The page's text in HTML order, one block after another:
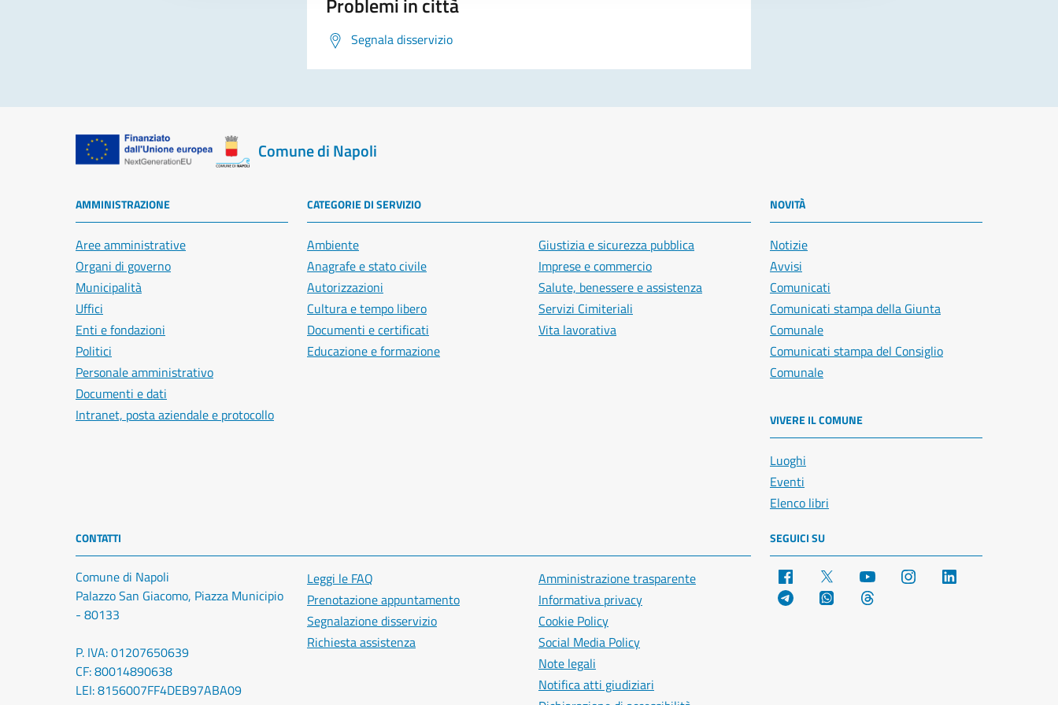
Segnala disservizio
Comune di Napoli
AMMINISTRAZIONE
Aree amministrative
Organi di governo
Municipalità
Uffici
Enti e fondazioni
Politici
Personale amministrativo
Documenti e dati
Intranet, posta aziendale e protocollo
CATEGORIE DI SERVIZIO
Ambiente
Anagrafe e stato civile
Autorizzazioni
Cultura e tempo libero
Documenti e certificati
Educazione e formazione
Giustizia e sicurezza pubblica
Imprese e commercio
Salute, benessere e assistenza
Servizi Cimiteriali
Vita lavorativa
NOVITÀ
Notizie
Avvisi
Comunicati
Comunicati stampa della Giunta
Comunale
Comunicati stampa del Consiglio
Comunale
VIVERE IL COMUNE
Luoghi
Eventi
Elenco libri
CONTATTI
Comune di Napoli
Palazzo San Giacomo, Piazza Municipio
- 80133
P. IVA: 01207650639
CF: 80014890638
LEI: 8156007FF4DEB97ABA09
Leggi le FAQ
Prenotazione appuntamento
Segnalazione disservizio
Richiesta assistenza
Amministrazione trasparente
Informativa privacy
Cookie Policy
Social Media Policy
Note legali
Notifica atti giudiziari
SEGUICI SU
Facebook YouTube Instagram
Telegram WhatsApp